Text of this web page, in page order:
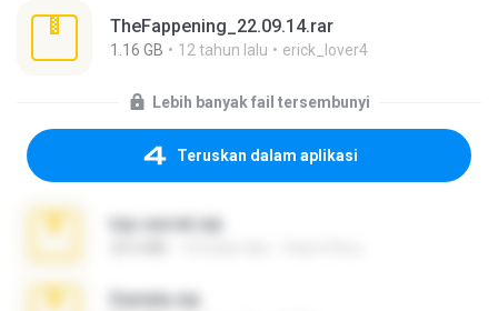
TheFappening_22.09.14.rar
1.16 GB 12 tahun lalu erick_lover4
Lebih banyak fail tersembunyi
Teruskan dalam aplikasi
top secret.zip
Daniela.zip